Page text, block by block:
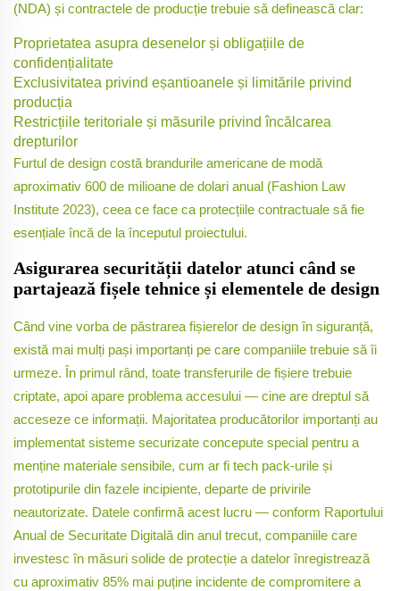
(NDA) și contractele de producție trebuie să definească clar:
Proprietatea asupra desenelor și obligațiile de
confidențialitate
Exclusivitatea privind eșantioanele și limitările privind
producția
Restricțiile teritoriale și măsurile privind încălcarea
drepturilor
Furtul de design costă brandurile americane de modă
aproximativ 600 de milioane de dolari anual (Fashion Law
Institute 2023), ceea ce face ca protecțiile contractuale să fie
esențiale încă de la începutul proiectului.
Asigurarea securității datelor atunci când se
partajează fișele tehnice și elementele de design
Când vine vorba de păstrarea fișierelor de design în siguranță,
există mai mulți pași importanți pe care companiile trebuie să îi
urmeze. În primul rând, toate transferurile de fișiere trebuie
criptate, apoi apare problema accesului — cine are dreptul să
acceseze ce informații. Majoritatea producătorilor importanți au
implementat sisteme securizate concepute special pentru a
menține materiale sensibile, cum ar fi tech pack-urile și
prototipurile din fazele incipiente, departe de privirile
neautorizate. Datele confirmă acest lucru — conform Raportului
Anual de Securitate Digitală din anul trecut, companiile care
investesc în măsuri solide de protecție a datelor înregistrează
cu aproximativ 85% mai puține incidente de compromitere a